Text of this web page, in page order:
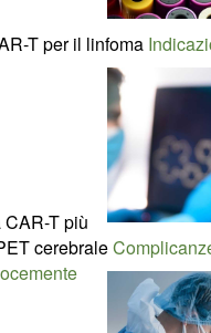
T per il linfoma
T più
cerebrale